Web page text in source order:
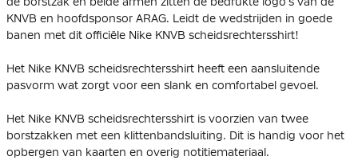
KNVB en hoofdsponsor ARAG. Leidt de wedstrijden in goede
banen met dit officiële Nike KNVB scheidsrechtersshirt!
Het Nike KNVB scheidsrechtersshirt heeft een aansluitende
pasvorm wat zorgt voor een slank en comfortabel gevoel.
Het Nike KNVB scheidsrechtersshirt is voorzien van twee
borstzakken met een klittenbandsluiting. Dit is handig voor het
opbergen van kaarten en overig notitiemateriaal.